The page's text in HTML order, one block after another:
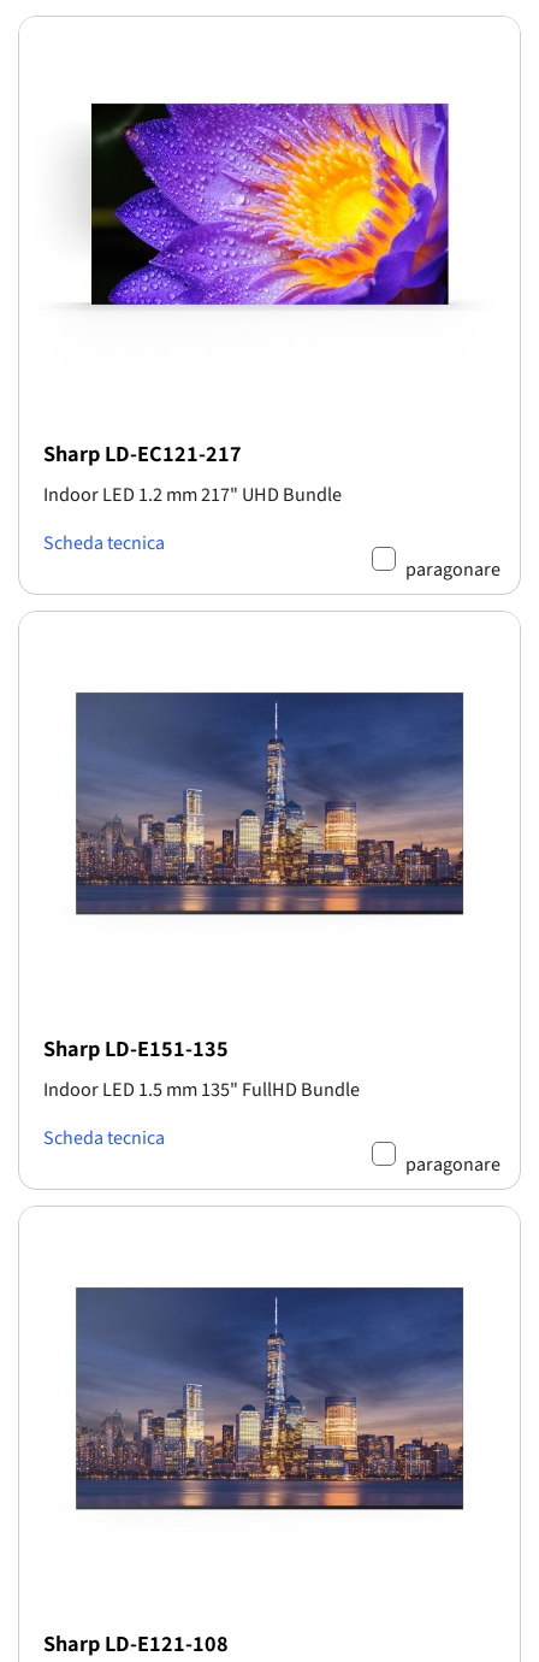
Sharp LD-EC121-217
Indoor LED 1.2 mm 217" UHD Bundle
Scheda tecnica
paragonare
Sharp LD-E151-135
Indoor LED 1.5 mm 135" FullHD Bundle
Scheda tecnica
paragonare
Sharp LD-E121-108